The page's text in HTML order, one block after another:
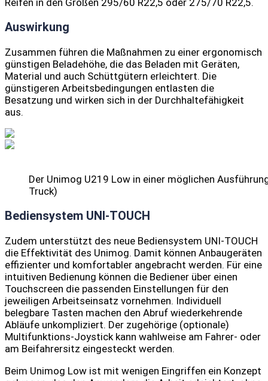
Reifen in den Größen 295/60 R22,5 oder 275/70 R22,5.
Auswirkung
Zusammen führen die Maßnahmen zu einer ergonomisch
günstigen Beladehöhe, die das Beladen mit Geräten,
Material und auch Schüttgütern erleichtert. Die
günstigeren Arbeitsbedingungen entlasten die
Besatzung und wirken sich in der Durchhaltefähigkeit
aus.
Der Unimog U219 Low in einer möglichen
Truck)
Bediensystem UNI-TOUCH
Zudem unterstützt des neue Bediensystem UNI-TOUCH
die Effektivität des Unimog. Damit können Anbaugeräten
effizienter und komfortabler angebracht werden. Für eine
intuitiven Bedienung können die Bediener über einen
Touchscreen die passenden Einstellungen für den
jeweiligen Arbeitseinsatz vornehmen. Individuell
belegbare Tasten machen den Abruf wiederkehrende
Abläufe unkompliziert. Der zugehörige (optionale)
Multifunktions-Joystick kann wahlweise am Fahrer- oder
am Beifahrersitz eingesteckt werden.
Beim Unimog Low ist mit wenigen Eingriffen ein Konzept